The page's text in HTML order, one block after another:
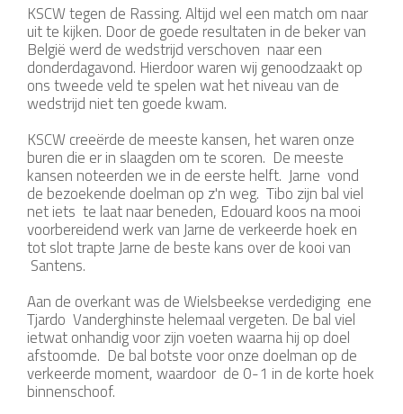
KSCW tegen de Rassing. Altijd wel een match om naar
uit te kijken. Door de goede resultaten in de beker van
België werd de wedstrijd verschoven naar een
donderdagavond. Hierdoor waren wij genoodzaakt op
ons tweede veld te spelen wat het niveau van de
wedstrijd niet ten goede kwam.
KSCW creeërde de meeste kansen, het waren onze
buren die er in slaagden om te scoren. De meeste
kansen noteerden we in de eerste helft. Jarne vond
de bezoekende doelman op z'n weg. Tibo zijn bal viel
net iets te laat naar beneden, Edouard koos na mooi
voorbereidend werk van Jarne de verkeerde hoek en
tot slot trapte Jarne de beste kans over de kooi van
Santens.
Aan de overkant was de Wielsbeekse verdediging ene
Tjardo Vanderghinste helemaal vergeten. De bal viel
ietwat onhandig voor zijn voeten waarna hij op doel
afstoomde. De bal botste voor onze doelman op de
verkeerde moment, waardoor de 0-1 in de korte hoek
binnenschoof.